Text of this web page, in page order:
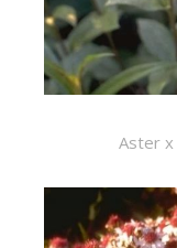
Aster x